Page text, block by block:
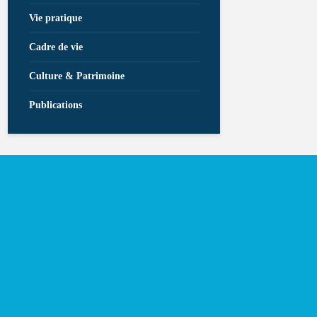
Vie pratique
Cadre de vie
Culture & Patrimoine
Publications